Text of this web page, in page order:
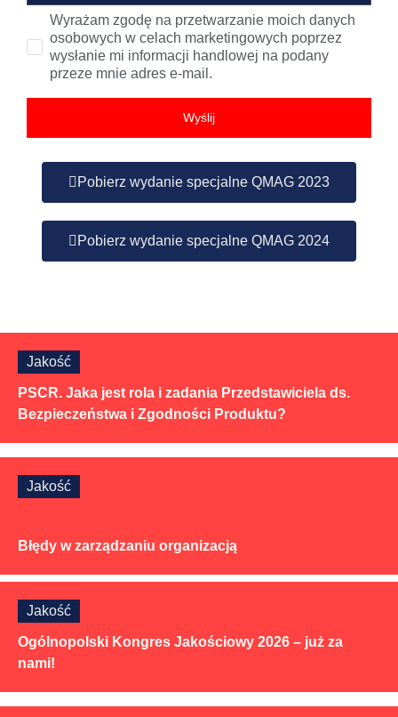
Wyrażam zgodę na przetwarzanie moich danych
osobowych w celach marketingowych poprzez
wysłanie mi informacji handlowej na podany
przeze mnie adres e-mail.
Wyślij
Pobierz wydanie specjalne QMAG 2023
Pobierz wydanie specjalne QMAG 2024
Jakość
PSCR. Jaka jest rola i zadania Przedstawiciela ds.
Bezpieczeństwa i Zgodności Produktu?
Jakość
Błędy w zarządzaniu organizacją
Jakość
Ogólnopolski Kongres Jakościowy 2026 – już za
nami!